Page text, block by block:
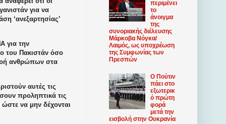
για να
‘ανεξαρτησίας’
για την
του Πακιστάν όσο
ροή ανθρώπων στα
αυτές τις
προληπτικά τις
να μην δέχονται
περιμένει
το
άνοιγμα
της
συνοριακής διέλευσης
Μάρκοβα Νόγκα/
Λαιμός, ως υποχρέωση
της Συμφωνίας των
Πρεσπών
Ο Πούτιν
πάει στο
εξωτερικ
ό πρώτη
φορά
μετά την
εισβολή στην Ουκρανία